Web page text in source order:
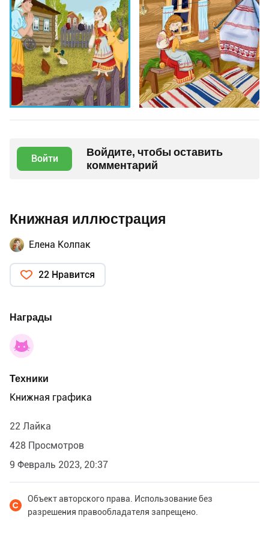
Войти
Войдите, чтобы оставить
комментарий
Книжная иллюстрация
Елена Колпак
22 Нравится
Награды
Техники
Книжная графика
22 Лайка
428 Просмотров
9 Февраль 2023, 20:37
Объект авторского права. Использование без
разрешения правообладателя запрещено.